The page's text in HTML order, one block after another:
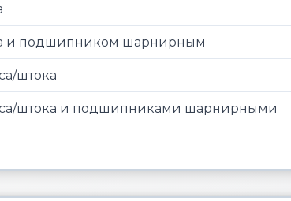
и подшипником шарнирным
штока
штока и подшипниками шарнирными